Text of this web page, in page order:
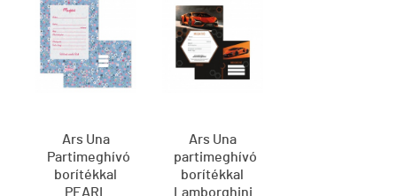
Ars Una
Partimeghívó
borítékkal
PEARL
Ars Una
partimeghívó
borítékkal
Lamborghini